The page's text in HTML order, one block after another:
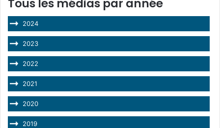
Tous les médias par année
2024
2023
2022
2021
2020
2019